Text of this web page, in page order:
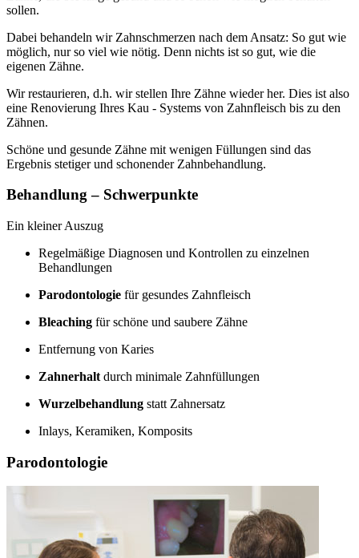
sollen.
Dabei behandeln wir Zahnschmerzen nach dem Ansatz: So gut wie
möglich, nur so viel wie nötig. Denn nichts ist so gut, wie die
eigenen Zähne.
Wir restaurieren, d.h. wir stellen Ihre Zähne wieder her. Dies ist also
eine Renovierung Ihres Kau - Systems von Zahnfleisch bis zu den
Zähnen.
Schöne und gesunde Zähne mit wenigen Füllungen sind das
Ergebnis stetiger und schonender Zahnbehandlung.
Behandlung – Schwerpunkte
Ein kleiner Auszug
Regelmäßige Diagnosen und Kontrollen zu einzelnen
Behandlungen
Parodontologie für gesundes Zahnfleisch
Bleaching für schöne und saubere Zähne
Entfernung von Karies
Zahnerhalt durch minimale Zahnfüllungen
Wurzelbehandlung statt Zahnersatz
Inlays, Keramiken, Komposits
Parodontologie